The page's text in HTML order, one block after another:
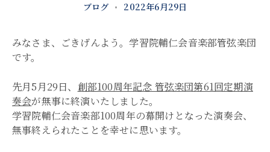
ブログ • 2022年6月29日
みなさま、ごきげんよう。学習院輔仁会音楽部管弦楽団
です。
先月5月29日、 創部100周年記念 管弦楽団第61回定期演
奏会が無事に終演いたしました。
学習院輔仁会音楽部100周年の幕開けとなった演奏会、
無事終えられたことを幸せに思います。